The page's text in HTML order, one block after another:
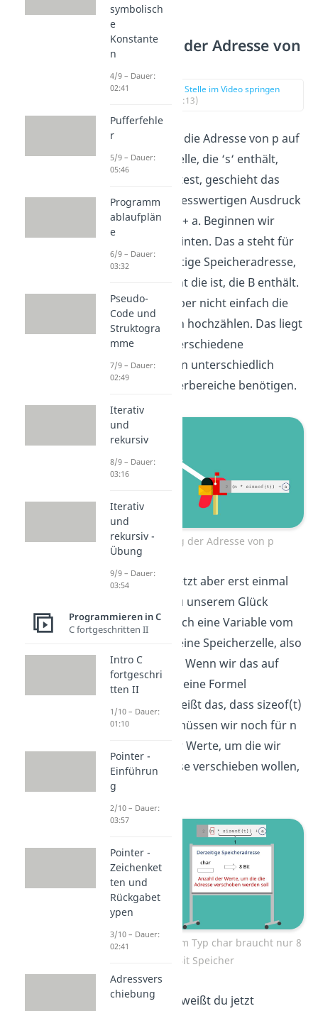
Änderung der Adresse von
p
zur Stelle im Video springen
(01:13)
Wenn du jetzt die Adresse von p auf
die Speicherzelle, die ‘s‘ enthält,
ändern möchtest, geschieht das
nach dem adresswertigen Ausdruck
(n * sizeof(t)) + a. Beginnen wir
diesmal von hinten. Das a steht für
unsere derzeitige Speicheradresse,
die im Moment die ist, die B enthält.
Wir können aber nicht einfach die
Speicherzellen hochzählen. Das liegt
daran, dass verschiedene
Variablentypen unterschiedlich
große Speicherbereiche benötigen.
Änderung der Adresse von p
Wir machen jetzt aber erst einmal
hier weiter. Zu unserem Glück
braucht nämlich eine Variable vom
Typ char nur eine Speicherzelle, also
8 Bit Speicher. Wenn wir das auf
unsere allgemeine Formel
übertragen, heißt das, dass sizeof(t)
eins ist. Nun müssen wir noch für n
die Anzahl der Werte, um die wir
unsere Adresse verschieben wollen,
einsetzen.
Die Variable vom Typ char braucht nur 8
Bit Speicher
Super! Damit weißt du jetzt
symbolisch
e
Konstante
n
4/9 – Dauer:
02:41
Pufferfehle
r
5/9 – Dauer:
05:46
Programm
ablaufplän
e
6/9 – Dauer:
03:32
Pseudo-
Code und
Struktogra
mme
7/9 – Dauer:
02:49
Iterativ
und
rekursiv
8/9 – Dauer:
03:16
Iterativ
und
rekursiv -
Übung
9/9 – Dauer:
03:54
Programmieren in C
C fortgeschritten II
Intro C
fortgeschri
tten II
1/10 – Dauer:
01:10
Pointer -
Einführun
g
2/10 – Dauer:
03:57
Pointer -
Zeichenket
ten und
Rückgabet
ypen
3/10 – Dauer:
02:41
Adressvers
chiebung